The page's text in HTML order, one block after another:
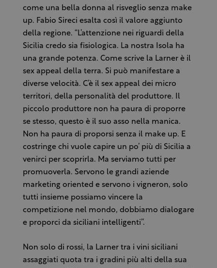
come una bella donna al risveglio senza make
up. Fabio Sireci esalta così il valore aggiunto
della regione. “L’attenzione nei riguardi della
Sicilia credo sia fisiologica. La nostra Isola ha
una grande potenza. Come scrive la Larner è il
sex appeal della terra. Si può manifestare a
diverse velocità. C’è il sex appeal dei micro
territori, della personalità del produttore. Il
piccolo produttore non ha paura di proporre
se stesso, questo è il suo asso nella manica.
Non ha paura di proporsi senza il make up. E
costringe chi vuole capire un po’ più di Sicilia a
venirci per scoprirla. Ma serviamo tutti per
promuoverla. Servono le grandi aziende
marketing oriented e servono i vigneron, solo
tutti insieme possiamo vincere la
competizione nel mondo, dobbiamo dialogare
e proporci da siciliani intelligenti”.
Non solo di rossi, la Larner tra i vini siciliani
assaggiati quota tra i gradini più alti della sua